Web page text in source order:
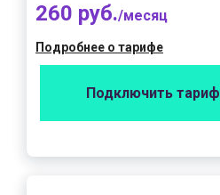
260 руб./месяц
Подробнее о тарифе
Подключить тариф